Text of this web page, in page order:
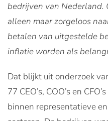
bedrijven van
alleen maar zorgeloos
betalen van uitgestelde
inflatie worden als
Dat blijkt uit onderzoek
77 CEO’s, COO’s en
binnen representatieve